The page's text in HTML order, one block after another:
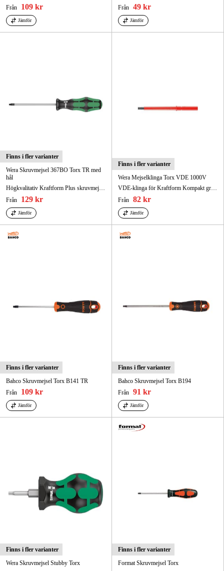
Från
109 kr
Jämför
Från 49 kr
Jämför
Finns i fler varianter
Wera Skruvmejsel 367BO Torx TR med
hål
Högkvalitativ Kraftform Plus skruvmejsel.
Från
129 kr
Jämför
Finns i fler varianter
Wera Mejselklinga Torx VDE 1000V
VDE-klinga för Kraftform Kompakt grepp-/växelklingsystem, för blixtsnabbt klingbyte utan specialverktyg.
Från 82 kr
Jämför
Finns i fler varianter
Bahco Skruvmejsel Torx B141 TR
Från
109 kr
Jämför
Finns i fler varianter
Bahco Skruvmejsel Torx B194
Från 91 kr
Jämför
Finns i fler varianter
Wera Skruvmejsel Stubby Torx
Finns i fler varianter
Format Skruvmejsel Torx